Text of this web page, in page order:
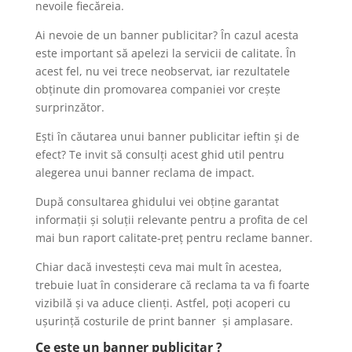
nevoile fiecăreia.
Ai nevoie de un banner publicitar? În cazul acesta
este important să apelezi la servicii de calitate. În
acest fel, nu vei trece neobservat, iar rezultatele
obținute din promovarea companiei vor crește
surprinzător.
Ești în căutarea unui banner publicitar ieftin și de
efect? Te invit să consulți acest ghid util pentru
alegerea unui banner reclama de impact.
După consultarea ghidului vei obține garantat
informații și soluții relevante pentru a profita de cel
mai bun raport calitate-preț pentru reclame banner.
Chiar dacă investești ceva mai mult în acestea,
trebuie luat în considerare că reclama ta va fi foarte
vizibilă și va aduce clienți. Astfel, poți acoperi cu
ușurință costurile de print banner și amplasare.
Ce este un banner publicitar ?